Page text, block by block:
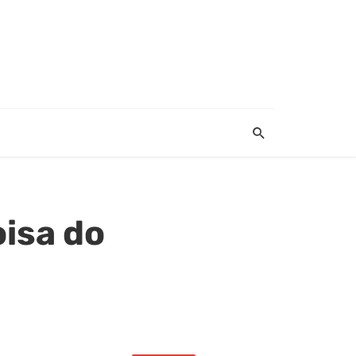
do